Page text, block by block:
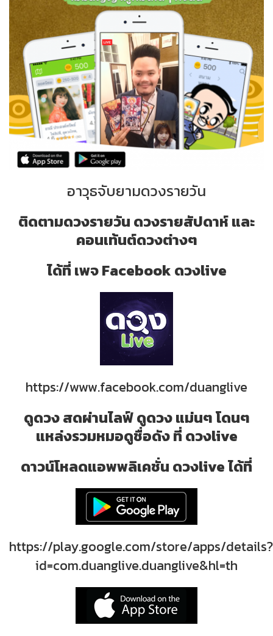
อาวุธจับยามดวงรายวัน
ติดตามดวงรายวัน ดวงรายสัปดาห์ และ
คอนเท้นต์ดวงต่างๆ
ได้ที่ เพจ Facebook ดวงlive
https://www.facebook.com/duanglive
ดูดวง สดผ่านไลฟ์ ดูดวง แม่นๆ โดนๆ
แหล่งรวมหมอดูชื่อดัง ที่ ดวงlive
ดาวน์โหลดแอพพลิเคชั่น ดวงlive ได้ที่
https://play.google.com/store/apps/details?
id=com.duanglive.duanglive&hl=th